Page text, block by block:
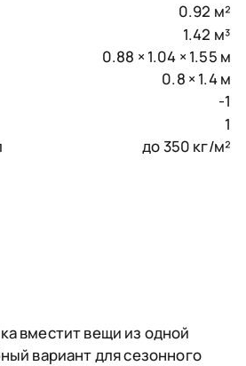
0.92 м²
1.42 м³
0.88 × 1.04 × 1.55 м
0.8 × 1.4 м
-1
1
до 350 кг/м²
вместит вещи из одной
вариант для сезонного